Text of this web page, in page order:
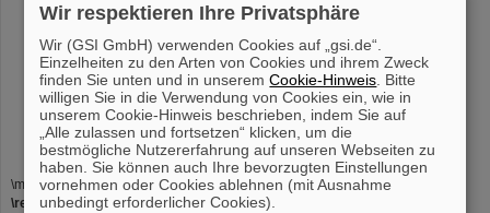
ändert \newcommand in
\renewcommand
und
modifiziert den gewünschten Teil.
\makeatletter
\renewcommand*\l@section[2]{%
Wir respektieren Ihre Privatsphäre
Wir (GSI GmbH) verwenden Cookies auf „gsi.de“.
Einzelheiten zu den Arten von Cookies und ihrem Zweck
finden Sie unten und in unseremCookie-Hinweis . Bitte
willigen Sie in die Verwendung von Cookies ein, wie in
unserem Cookie-Hinweis beschrieben, indem Sie auf
„Alle zulassen und fortsetzen“ klicken, um die
bestmögliche Nutzererfahrung auf unseren Webseiten zu
haben. Sie können auch Ihre bevorzugten Einstellungen
vornehmen oder Cookies ablehnen (mit Ausnahme
unbedingt erforderlicher Cookies).